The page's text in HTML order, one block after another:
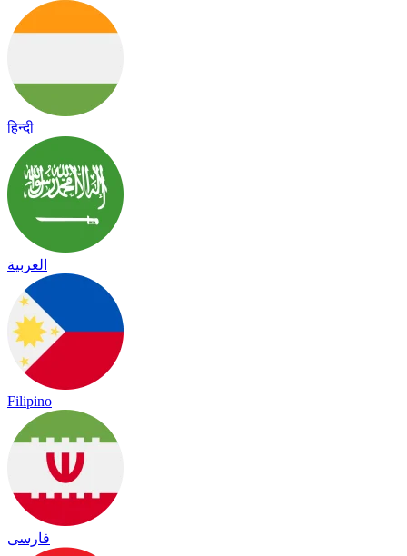
हिन्दी
العربية
Filipino
فارسی